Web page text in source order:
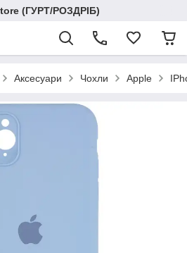
(ГУРТ/РОЗДРІБ)
Аксесуари Чохли Apple